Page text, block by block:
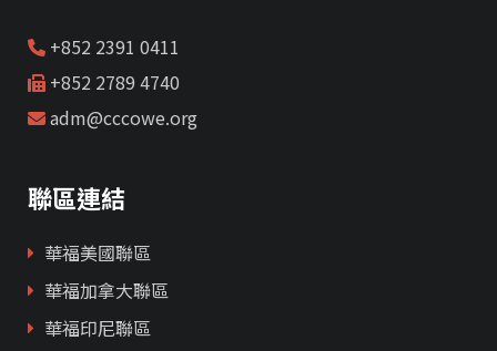
+852 2391 0411
+852 2789 4740
adm@cccowe.org
聯區連結
華福美國聯區
華福加拿大聯區
華福印尼聯區